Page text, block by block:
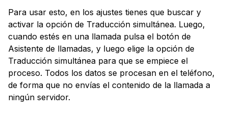
Para usar esto, en los ajustes tienes que buscar y
activar la opción de Traducción simultánea. Luego,
cuando estés en una llamada pulsa el botón de
Asistente de llamadas, y luego elige la opción de
Traducción simultánea para que se empiece el
proceso. Todos los datos se procesan en el teléfono,
de forma que no envías el contenido de la llamada a
ningún servidor.